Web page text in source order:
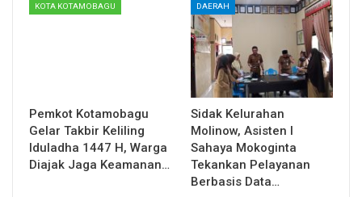
KOTA KOTAMOBAGU
Pemkot Kotamobagu
Gelar Takbir Keliling
Iduladha 1447 H, Warga
Diajak Jaga Keamanan…
DAERAH
Sidak Kelurahan
Molinow, Asisten I
Sahaya Mokoginta
Tekankan Pelayanan
Berbasis Data…